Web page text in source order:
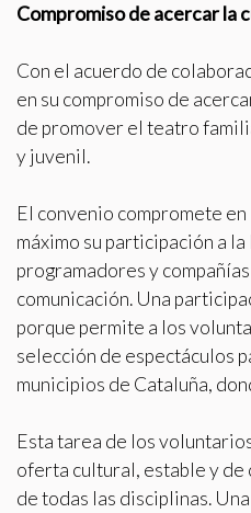
Compromiso de acercar la
Con el acuerdo de
en su compromiso de
de promover el teatro
y juvenil.
El convenio compromete
máximo su participación a
programadores y
comunicación. Una
porque permite a los
selección de espectáculos
municipios de Cataluña,
Esta tarea de los
oferta cultural, estable y de
de todas las disciplinas.
relacionada con el perfil de